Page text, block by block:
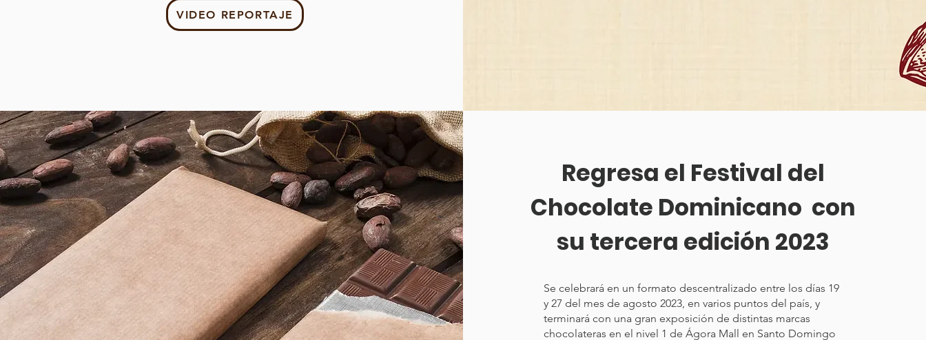
VIDEO REPORTAJE
Regresa el Festival del
Chocolate Dominicano con
su tercera edición 2023
Se celebrará en un formato descentralizado entre los días 19
y 27 del mes de agosto 2023, en varios puntos del país, y
terminará con una gran exposición de distintas marcas
chocolateras en el nivel 1 de Ágora Mall en Santo Domingo